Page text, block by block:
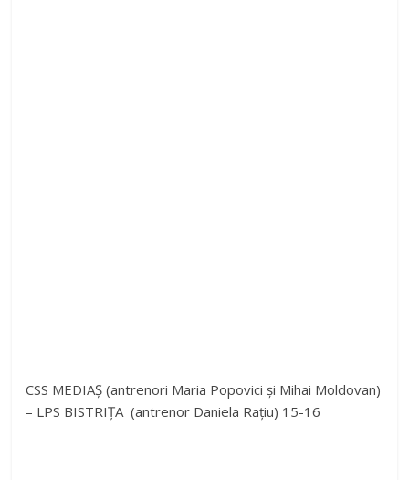
CSS MEDIAȘ (antrenori Maria Popovici și Mihai Moldovan)
– LPS BISTRIȚA (antrenor Daniela Rațiu) 15-16